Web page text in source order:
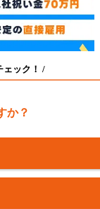
ェック！ /
か？